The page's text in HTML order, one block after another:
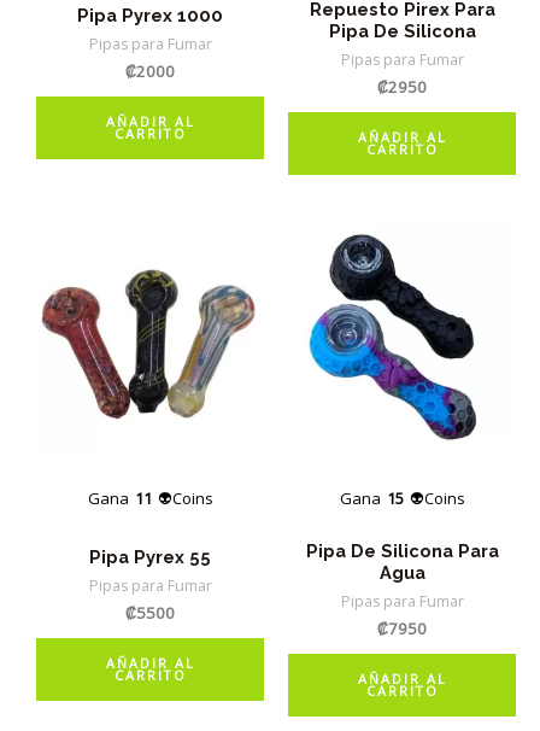
Pipa Pyrex 1000
Pipas para Fumar
₡2000
AÑADIR AL
CARRITO
Repuesto Pirex Para
Pipa De Silicona
Pipas para Fumar
₡2950
AÑADIR AL
CARRITO
Gana 11 👽Coins
Pipa Pyrex 55
Pipas para Fumar
₡5500
AÑADIR AL
CARRITO
Gana 15 👽Coins
Pipa De Silicona Para
Agua
Pipas para Fumar
₡7950
AÑADIR AL
CARRITO